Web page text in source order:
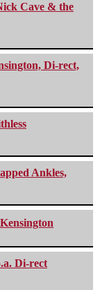
Cave & the
Di-rect,
Ankles,
Di-rect